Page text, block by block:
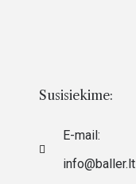
Susisiekime:
E-mail:
info@baller.lt